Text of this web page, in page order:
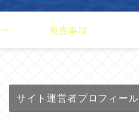
免責事項
サイト運営者プロフィール